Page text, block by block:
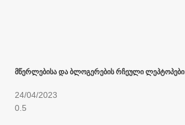
მწერლებისა და ბლოგერების რჩეული ლეპტოპები
24/04/2023